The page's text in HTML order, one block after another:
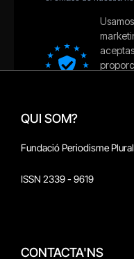
QUI SOM?
Fundació Periodisme Plural
ISSN 2339 - 9619
CONTACTA'NS